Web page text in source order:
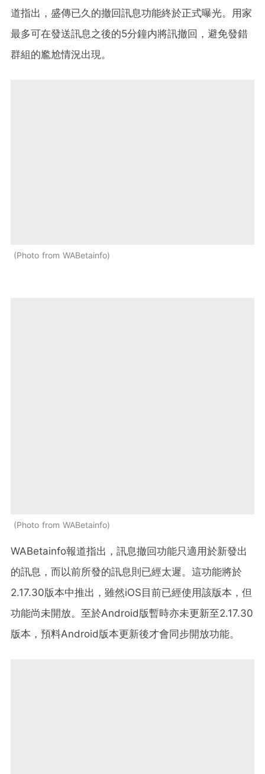
道指出，盛傳已久的撤回訊息功能終於正式曝光。用家
最多可在發送訊息之後的5分鐘内將訊撤回，避免發錯
群組的尷尬情況出現。
Photo from WABetainfo
Photo from WABetainfo
WABetainfo報道指出，訊息撤回功能只適用於新發出
的訊息，而以前所發的訊息則已經太遲。這功能將於
2.17.30版本中推出，雖然iOS目前已經使用該版本，但
功能尚未開放。至於Android版暫時亦未更新至2.17.30
版本，預料Android版本更新後才會同步開放功能。